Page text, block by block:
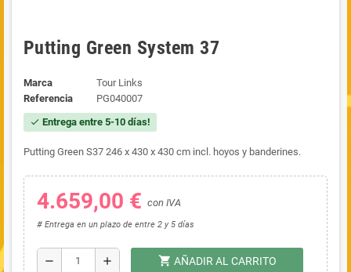
Putting Green System 37
Marca
Tour Links
Referencia
PG040007
check Entrega entre 5-10 días!
Putting Green S37 246 x 430 x 430 cm incl. hoyos y banderines.
4.659,00 € con IVA
# Entrega en un plazo de entre 2 y 5 días
remove add shopping_cart AÑADIR AL CARRITO